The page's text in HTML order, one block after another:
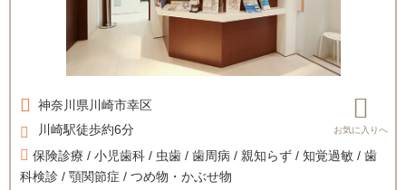
神奈川県 川崎市幸区
川崎駅徒歩約6分
保険診療 / 小児歯科 / 虫歯 / 歯周病 / 親知らず / 知覚過敏 / 歯
科検診 / 顎関節症 / つめ物・かぶせ物